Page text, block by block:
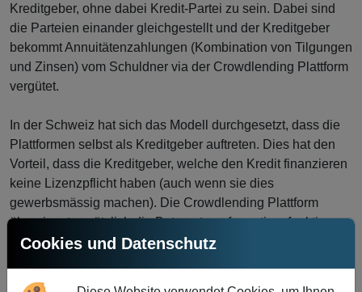
Kreditgeber, ohne dabei Kredit-Partei zu sein. Dabei sind
die Parteien einander gleichgestellt und der Kreditgeber
bekommt Annuitätenzahlungen (Kombination von Tilgungen
und Zinsen) vom Schuldner via der Crowdlending Plattform
vergütet.
In der Schweiz hat sich das Modell durchgesetzt, dass die
Plattformen selbst als Kreditgeber auftreten. Dies hat den
Vorteil, dass die Kreditgeber, welche den Kredit finanzieren
keine Lizenzpflicht haben (auch wenn sie dies
gewerbsmässig machen). Die Crowdlending Plattform
übernimmt zusätzlich die Betragstransformationsfunktion
der Banken, da sie kleinere Beträge zu einem Kredit
sogenannte
Cookies und Datenschutz